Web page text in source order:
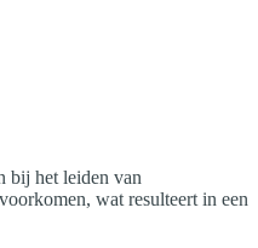
bij het leiden van
wat resulteert in een